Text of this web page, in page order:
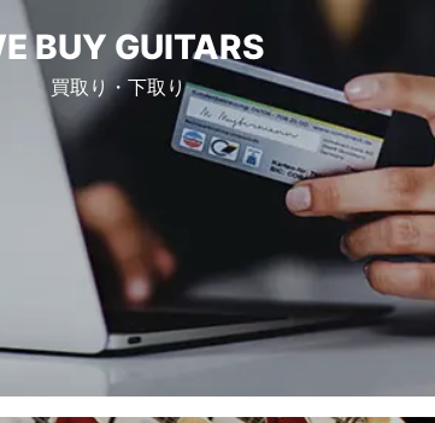
BUY GUITARS
買取り・下取り